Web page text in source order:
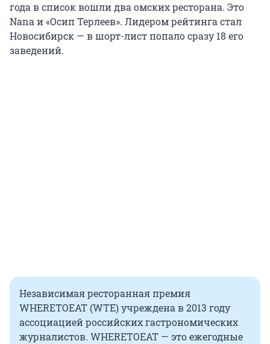
года в список вошли два омских ресторана. Это
Nana и «Осип Терлеев». Лидером рейтинга стал
Новосибирск — в шорт-лист попало сразу 18 его
заведений.
Независимая ресторанная премия
WHERETOEAT (WTE) учреждена в 2013 году
ассоциацией российских гастрономических
журналистов. WHERETOEAT — это ежегодные